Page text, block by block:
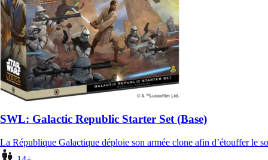
SWL: Galactic Republic Starter Set (Base)
La République Galactique déploie son armée clone afin d’étouffer le